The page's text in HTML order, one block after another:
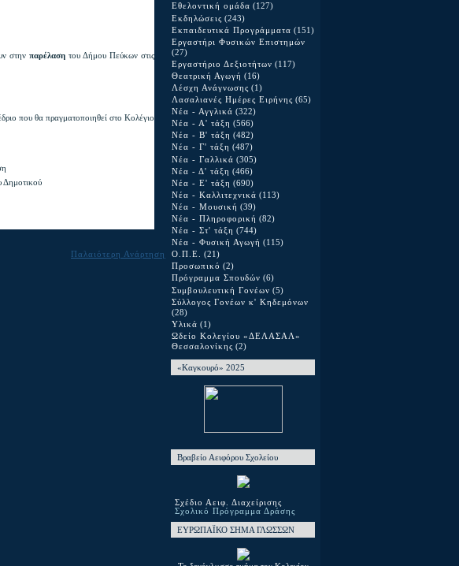
στην παρέλασητου Δήμου Πεύκων στις
που θα πραγματοποιηθεί στο Κολέγιο
Παλαιότερη Ανάρτηση
Εθελοντική ομάδα (127)
Εκδηλώσεις (243)
Εκπαιδευτικά Προγράμματα (151)
Εργαστήρι Φυσικών Επιστημών
(27)
Εργαστήριο Δεξιοτήτων (117)
Θεατρική Αγωγή (16)
Λέσχη Ανάγνωσης (1)
Λασαλιανές Ημέρες Ειρήνης (65)
Νέα - Αγγλικά (322)
Νέα - Α' τάξη (566)
Νέα - Β' τάξη (482)
Νέα - Γ' τάξη (487)
Νέα - Γαλλικά (305)
Νέα - Δ' τάξη (466)
Νέα - Ε' τάξη (690)
Νέα - Καλλιτεχνικά (113)
Νέα - Μουσική (39)
Νέα - Πληροφορική (82)
Νέα - Στ' τάξη (744)
Νέα - Φυσική Αγωγή (115)
Ο.Π.Ε. (21)
Προσωπικό (2)
Πρόγραμμα Σπουδών (6)
Συμβουλευτική Γονέων (5)
Σύλλογος Γονέων κ' Κηδεμόνων
(28)
Υλικά (1)
Ωδείο Κολεγίου «ΔΕΛΑΣΑΛ»
Θεσσαλονίκης (2)
«Καγκουρό» 2025
Βραβείο Αειφόρου Σχολείου
Σχέδιο Αειφ. Διαχείρισης
Σχολικό Πρόγραμμα Δράσης
ΕΥΡΩΠΑΪΚΟ ΣΗΜΑ ΓΛΩΣΣΩΝ